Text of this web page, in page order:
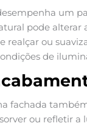
um
pode alterar
realçar ou
de
fachada
ou refletir a